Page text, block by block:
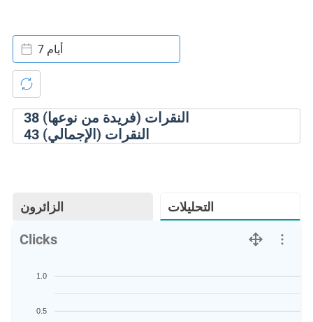
38 النقرات (فريدة من نوعها)
43 النقرات (الإجمالي)
7 أيام
الزائرون التحليلات
Clicks
0.5
1.0